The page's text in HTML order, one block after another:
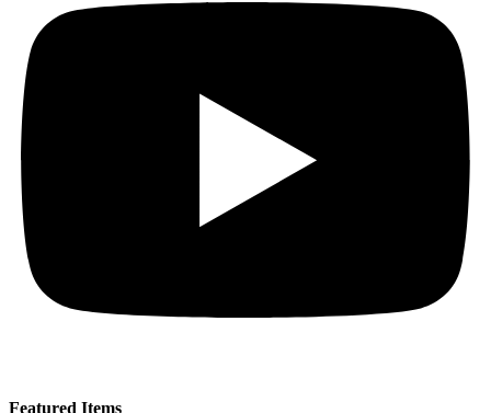
Featured Items